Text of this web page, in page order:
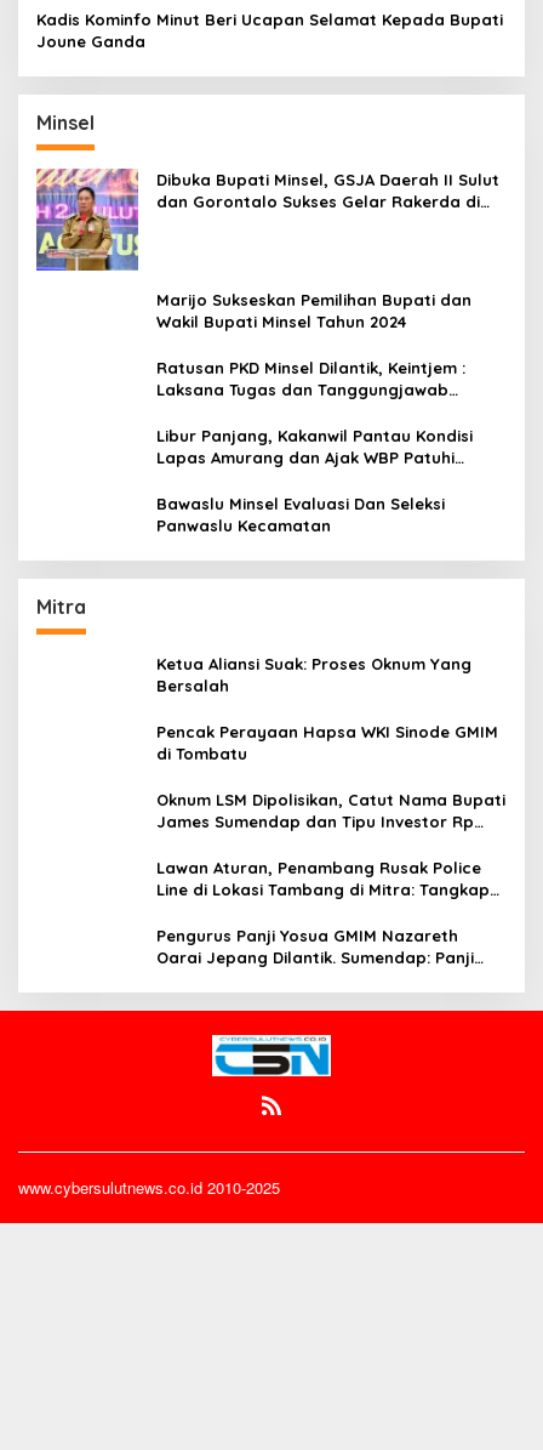
Kadis Kominfo Minut Beri Ucapan Selamat Kepada Bupati
Joune Ganda
Minsel
Dibuka Bupati Minsel, GSJA Daerah II Sulut
dan Gorontalo Sukses Gelar Rakerda di
Marijo Sukseskan Pemilihan Bupati dan
Wakil Bupati Minsel Tahun 2024
Ratusan PKD Minsel Dilantik, Keintjem :
Laksana Tugas dan Tanggungjawab
Libur Panjang, Kakanwil Pantau Kondisi
Lapas Amurang dan Ajak WBP Patuhi
Bawaslu Minsel Evaluasi Dan Seleksi
Panwaslu Kecamatan
Mitra
Ketua Aliansi Suak: Proses Oknum Yang
Bersalah
Pencak Perayaan Hapsa WKI Sinode GMIM
di Tombatu
Oknum LSM Dipolisikan, Catut Nama Bupati
James Sumendap dan Tipu Investor Rp
Lawan Aturan, Penambang Rusak Police
Line di Lokasi Tambang di Mitra: Tangkap
Pengurus Panji Yosua GMIM Nazareth
Oarai Jepang Dilantik. Sumendap: Panji
www.cybersulutnews.co.id 2010-2025